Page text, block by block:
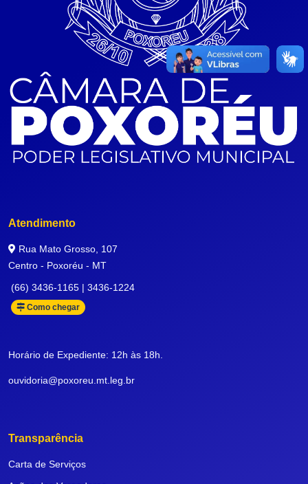
Atendimento
Rua Mato Grosso, 107
Centro - Poxoréu - MT
(66) 3436-1165 | 3436-1224
Como chegar
Horário de Expediente: 12h às 18h.
ouvidoria@poxoreu.mt.leg.br
Transparência
Carta de Serviços